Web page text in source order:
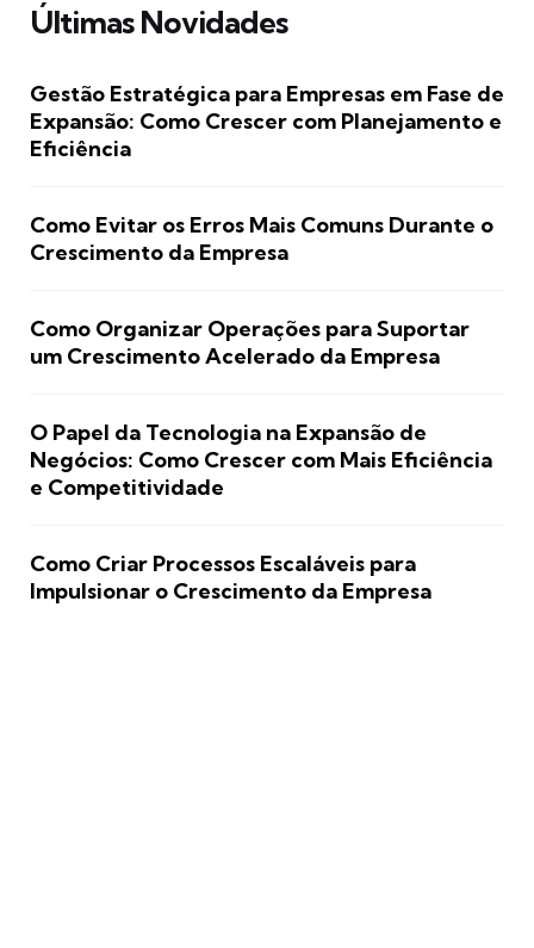
Últimas Novidades
Gestão Estratégica para Empresas em Fase de
Expansão: Como Crescer com Planejamento e
Eficiência
Como Evitar os Erros Mais Comuns Durante o
Crescimento da Empresa
Como Organizar Operações para Suportar
um Crescimento Acelerado da Empresa
O Papel da Tecnologia na Expansão de
Negócios: Como Crescer com Mais Eficiência
e Competitividade
Como Criar Processos Escaláveis para
Impulsionar o Crescimento da Empresa